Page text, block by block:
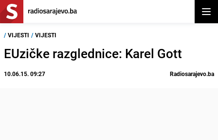
/ VIJESTI / VIJESTI
EUzičke razglednice: Karel Gott
10.06.15. 09:27 Radiosarajevo.ba